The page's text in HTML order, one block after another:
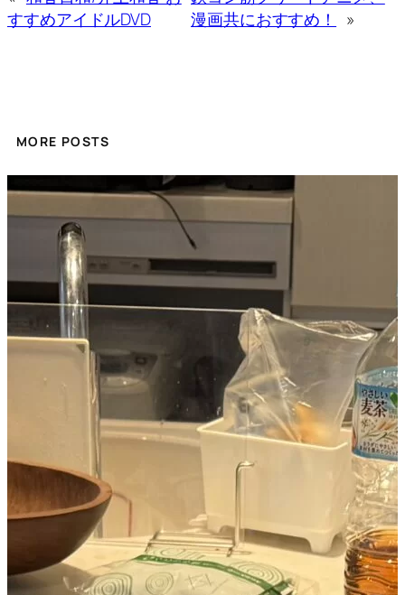
すすめアイドルDVD
漫画共におすすめ！
»
MORE POSTS